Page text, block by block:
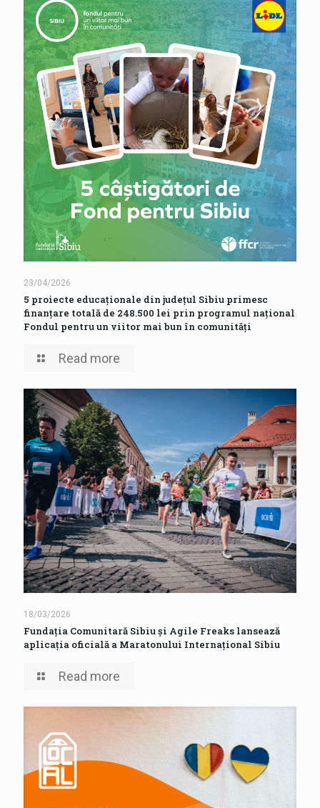
23/04/2026
5 proiecte educaționale din județul Sibiu primesc
finanțare totală de 248.500 lei prin programul național
Fondul pentru un viitor mai bun în comunități
Read more
18/03/2026
Fundația Comunitară Sibiu și Agile Freaks lansează
aplicația oficială a Maratonului Internațional Sibiu
Read more